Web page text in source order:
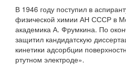
В 1946 году поступил в
физической химии АН СССР в
академика А. Фрумкина. По
защитил кандидатскую
кинетики адсорбции
ртутном электроде».